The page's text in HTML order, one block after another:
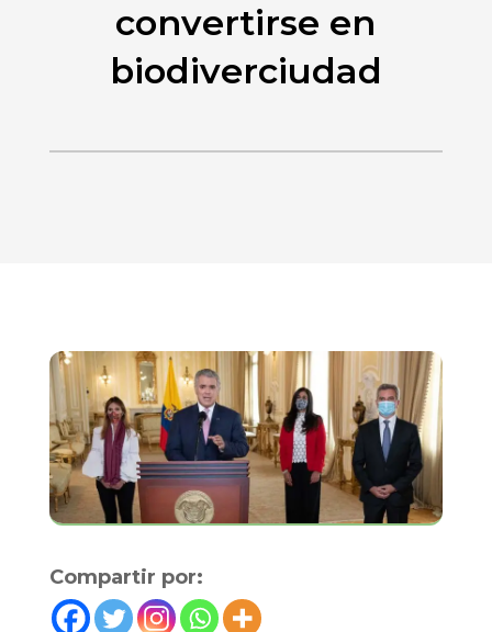
convertirse en
biodiverciudad
Compartir por: